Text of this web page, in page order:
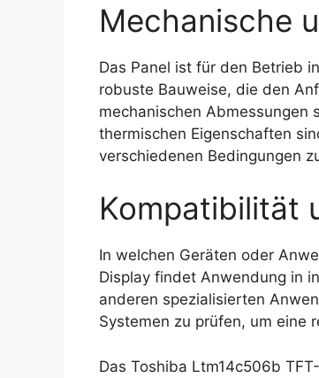
Mechanische
Das Panel ist für den Betrieb
robuste Bauweise, die den
mechanischen Abmessungen
thermischen Eigenschaften
verschiedenen Bedingungen
Kompatibilität
In welchen Geräten oder
Display findet Anwendung in
anderen spezialisierten
Systemen zu prüfen, um eine
Das Toshiba Ltm14c506b